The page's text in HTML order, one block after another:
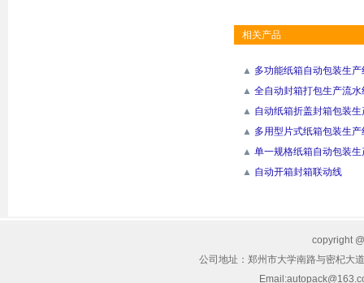
相关产品
▲ 多功能纸箱自动包装生产
▲ 全自动封箱打包生产流水
▲ 自动纸箱折盖封箱包装生
▲ 多用型片式纸箱包装生产
▲ 单一规格纸箱自动包装生
▲ 自动开箱封箱联动线
copyright
公司地址：郑州市大学南路与密杞